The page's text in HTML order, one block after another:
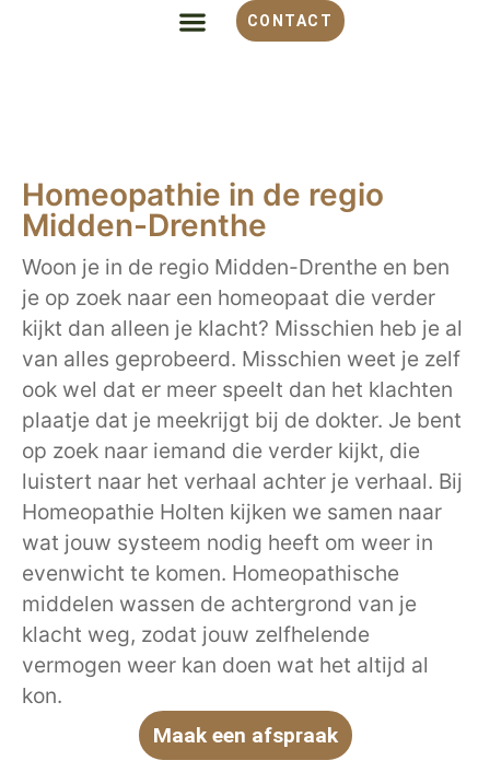
CONTACT
Homeopathie in de regio
Midden-Drenthe
Woon je in de regio Midden-Drenthe en ben
je op zoek naar een homeopaat die verder
kijkt dan alleen je klacht? Misschien heb je al
van alles geprobeerd. Misschien weet je zelf
ook wel dat er meer speelt dan het klachten
plaatje dat je meekrijgt bij de dokter. Je bent
op zoek naar iemand die verder kijkt, die
luistert naar het verhaal achter je verhaal. Bij
Homeopathie Holten kijken we samen naar
wat jouw systeem nodig heeft om weer in
evenwicht te komen. Homeopathische
middelen wassen de achtergrond van je
klacht weg, zodat jouw zelfhelende
vermogen weer kan doen wat het altijd al
kon.
Maak een afspraak